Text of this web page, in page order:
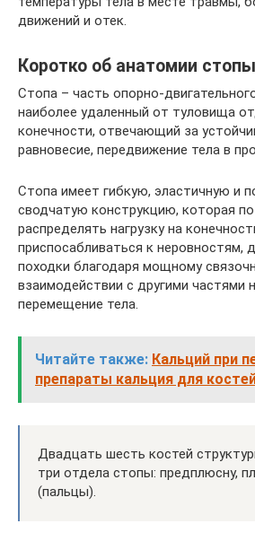
движений и отек.
Коротко об анатомии стопы
Стопа – часть опорно-
наиболее удаленный от туловища
конечности, отвечающий за
равновесие, передвижение тела в
Стопа имеет гибкую, эластичную и
сводчатую конструкцию, которая
распределять нагрузку на
приспосабливаться к неровностям,
походки благодаря мощному
взаимодействии с другими частями
перемещение тела.
Читайте также: Кальций при
препараты кальция для
Двадцать шесть костей
три отдела стопы: предплюсну,
(пальцы).